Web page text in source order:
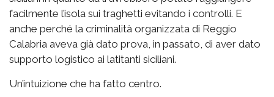
facilmente l’isola sui traghetti evitando i controlli. E
anche perché la criminalità organizzata di Reggio
Calabria aveva già dato prova, in passato, di aver dato
supporto logistico ai latitanti siciliani.
Un’intuizione che ha fatto centro.